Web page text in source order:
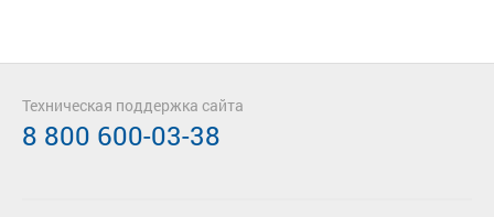
Техническая поддержка сайта
8 800 600-03-38